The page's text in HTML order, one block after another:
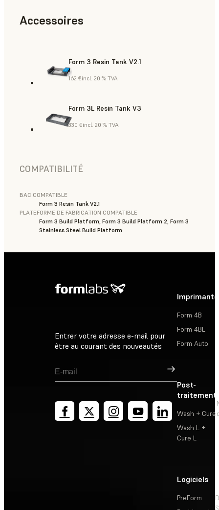
Accessoires
Form 3 Resin Tank V2.1
162 €incl. 20 % TVA
Form 3L Resin Tank V3
330 €incl. 20 % TVA
COMPATIBILITÉ
BAC COMPATIBLE
Form 3 Resin Tank V2.1
PLATEFORME DE FABRICATION COMPATIBLE
Form 3 Build Platform, Form 3 Build Platform 2, Form 3
Stainless Steel Build Platform
Entrer votre adresse e-mail pour
être au courant des nouveautés
Inscription
Form 4B
Form 4BL
Form Auto
Post-
traitement
Wash + Cure
Wash L +
Cure L
Logiciels
PreForm